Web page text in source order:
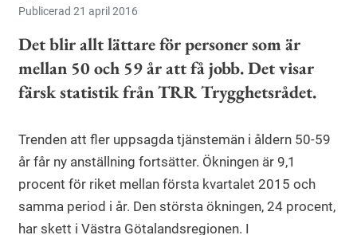
Publicerad 21 april 2016
Det blir allt lättare för personer som är
mellan 50 och 59 år att få jobb. Det visar
färsk statistik från TRR Trygghetsrådet.
Trenden att fler uppsagda tjänstemän i åldern 50-59
år får ny anställning fortsätter. Ökningen är 9,1
procent för riket mellan första kvartalet 2015 och
samma period i år. Den största ökningen, 24 procent,
har skett i Västra Götalandsregionen. I